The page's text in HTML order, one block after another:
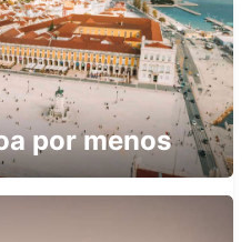
por menos